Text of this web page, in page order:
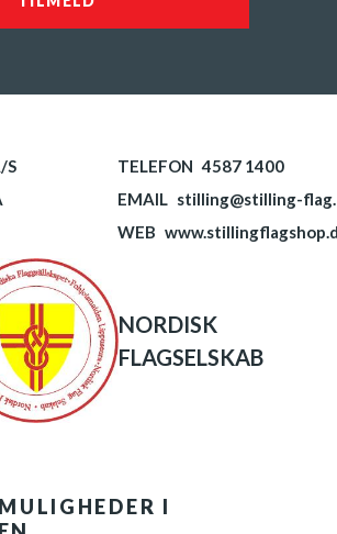
S
TELEFON 4587 1400
EMAIL stilling@stilling-
WEB
NORDISK
FLAGSELSKAB
I